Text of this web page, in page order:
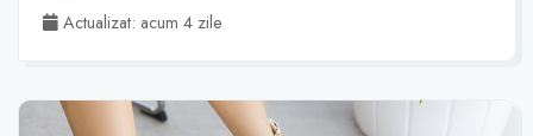
Actualizat: acum 4 zile